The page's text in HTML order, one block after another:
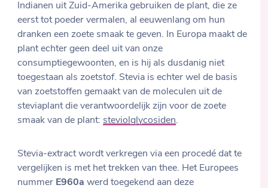
Indianen uit Zuid-Amerika gebruiken de plant, die ze
eerst tot poeder vermalen, al eeuwenlang om hun
dranken een zoete smaak te geven. In Europa maakt de
plant echter geen deel uit van onze
consumptiegewoonten, en is hij als dusdanig niet
toegestaan als zoetstof. Stevia is echter wel de basis
van zoetstoffen gemaakt van de moleculen uit de
steviaplant die verantwoordelijk zijn voor de zoete
smaak van de plant: steviolglycosiden.
Stevia-extract wordt verkregen via een procedé dat te
vergelijken is met het trekken van thee. Het Europees
nummer E960a werd toegekend aan deze